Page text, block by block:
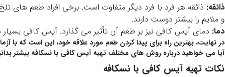
ذائقه: ذائقه هر فرد با فرد دیگر متفاوت است. برخی افراد طعم
و ملایم را بیشتر دوست دارند.
دما: دمای آیس کافی نیز بر طعم آن تأثیر می گذارد. آیس کافی
در نهایت، بهترین راه برای پیدا کردن طعم مورد علاقه خود، این است که با
آیا می خواهید درباره روش های مختلف تهیه آیس کافی با نسکافه بیشتر
نکات تهیه آیس کافی با نسکافه